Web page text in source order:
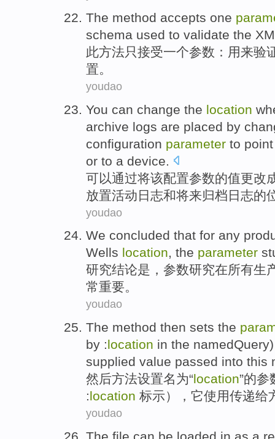
The method accepts one
schema used to validate the
此方法只接受一个参数 ： 用来验
置。
youdao
You can change the location
archive logs are placed by
configuration parameter to point
or to a device
可以通过将该配置参数的值更改
放置活动日志和将来归档日志的
youdao
We concluded that for any
Wells location, the parameter
研究结论是 ， 参数研究在所有生
常重要。
youdao
The method then sets the
by :location in the namedQuery
supplied value passed into this
然后方法设置名为“location”的参
:location 标示），它使用传递给
youdao